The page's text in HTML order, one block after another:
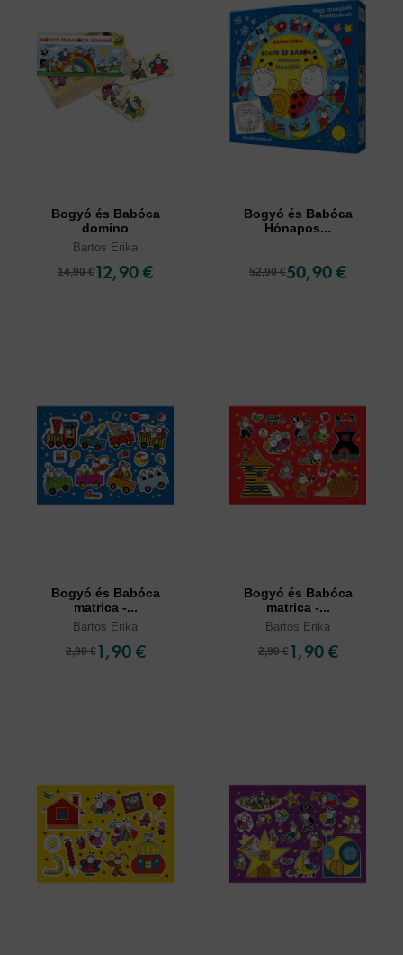
Bogyó és Babóca
domino
Bartos Erika
14,90 €12,90 €
Bogyó és Babóca
Hónapos...
52,90 €50,90 €
Bogyó és Babóca
matrica -...
Bartos Erika
2,90 € 1,90 €
Bogyó és Babóca
matrica -...
Bartos Erika
2,90 € 1,90 €